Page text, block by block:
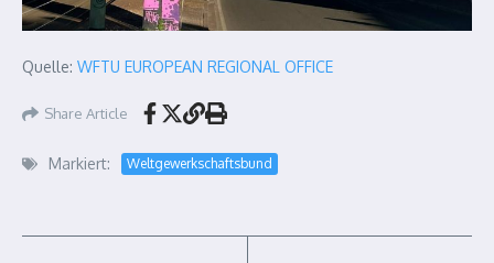
Quelle: WFTU EUROPEAN REGIONAL OFFICE
Share Article
Markiert: Weltgewerkschaftsbund